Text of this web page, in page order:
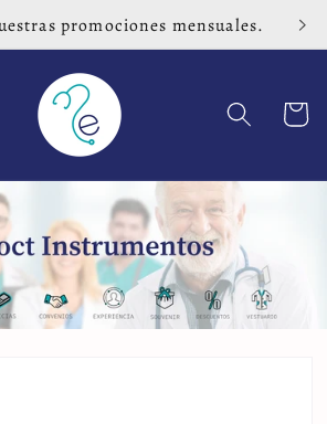
promociones mensuales.
Carrito